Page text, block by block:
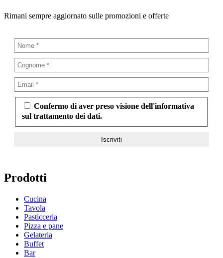
Rimani sempre aggiornato sulle promozioni e offerte
Confermo di aver preso visione dell'informativa
sul trattamento dei dati.
Prodotti
Cucina
Tavola
Pasticceria
Pizza e pane
Gelateria
Buffet
Bar